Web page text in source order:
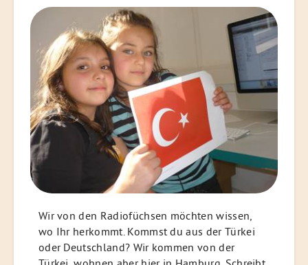
Wir von den Radiofüchsen möchten wissen,
wo Ihr herkommt. Kommst du aus der Türkei
oder Deutschland? Wir kommen von der